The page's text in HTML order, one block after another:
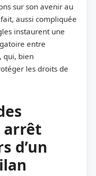
sur son avenir au
aussi compliquée
instaurent une
entre
qui, bien
les droits de
arrêt
d’un